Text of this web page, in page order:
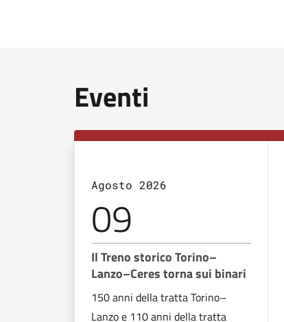
Eventi
Agosto 2026
09
Il Treno storico Torino–
Lanzo–Ceres torna sui binari
150 anni della tratta Torino–
Lanzo e 110 anni della tratta